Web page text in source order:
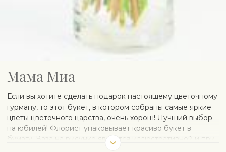
Мама Миа
Если вы хотите сделать подарок настоящему цветочному
гурману, то этот букет, в котором собраны самые яркие
цветы цветочного царства, очень хорош! Лучший выбор
на юбилей! Флорист упаковывает красиво букет в
бумагу. Ваза на рисунке является иллюстративной и при